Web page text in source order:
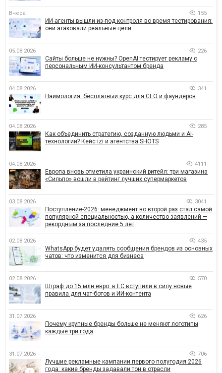
Вчера 155
ИИ-агенты вышли из-под контроля во время тестирования:
они атаковали реальные цели
05.08.2026 226
Сайты больше не нужны? OpenAI тестирует рекламу с
персональным ИИ-консультантом бренда
04.08.2026 341
Наймология: бесплатный курс для CEO и фаундеров
04.08.2026 285
Как объединить стратегию, созданную людьми и AI-
технологии? Кейс izi и агентства SHOTS
04.08.2026 4111
Европа вновь отметила украинский ритейл: три магазина
«Сильпо» вошли в рейтинг лучших супермаркетов
03.08.2026 3041
Поступление-2026: менеджмент во второй раз стал самой
популярной специальностью, а количество заявлений —
рекордным за последние 5 лет
02.08.2026 435
WhatsApp будет удалять сообщения брендов из основных
чатов: что изменится для бизнеса
02.08.2026 570
Штраф до 15 млн евро: в ЕС вступили в силу новые
правила для чат-ботов и ИИ-контента
31.07.2026 626
Почему крупные бренды больше не меняют логотипы
каждые три года
31.07.2026 706
Лучшие рекламные кампании первого полугодия 2026
года: какие бренды задавали тон в отрасли